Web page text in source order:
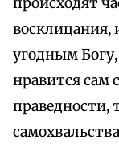
восклицания,
угодным
нравится сам
праведности,